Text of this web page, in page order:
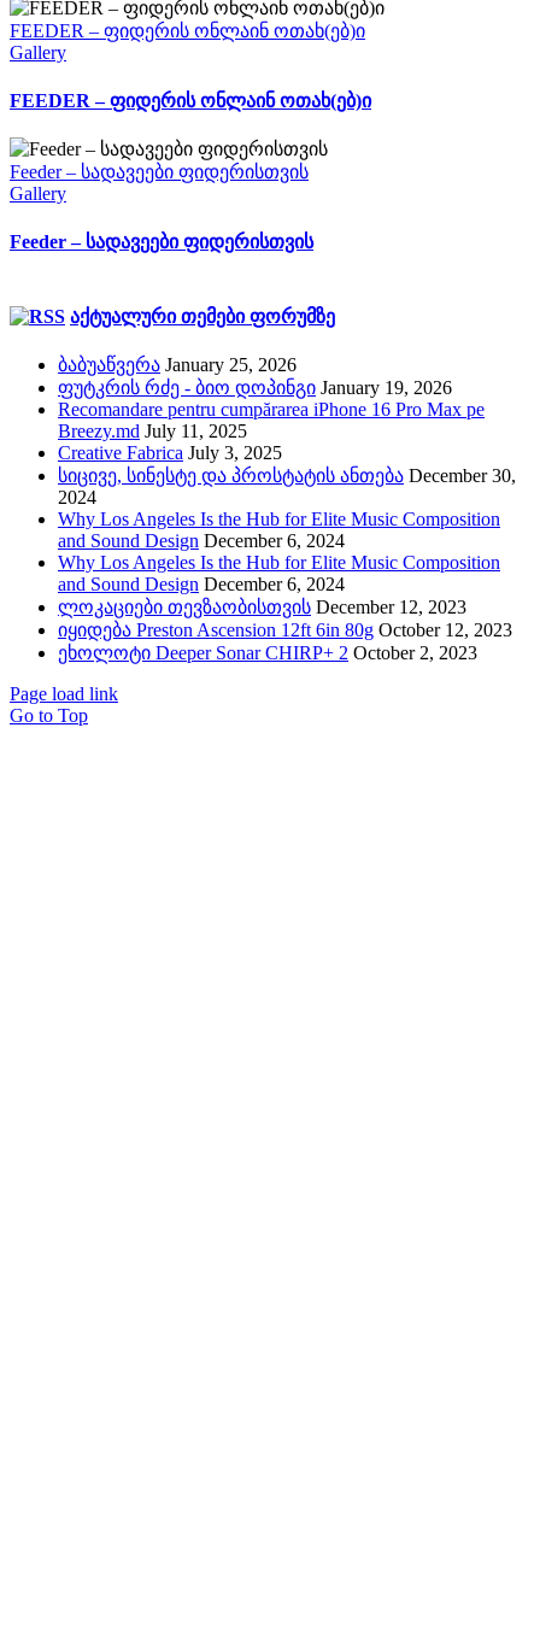
FEEDER – ფიდერის ონლაინ ოთახ(ებ)ი
Gallery
FEEDER – ფიდერის ონლაინ ოთახ(ებ)ი
Feeder – სადავეები ფიდერისთვის
Gallery
Feeder – სადავეები ფიდერისთვის
აქტუალური თემები ფორუმზე
ბაბუაწვერა January 25, 2026
ფუტკრის რძე - ბიო დოპინგი January 19, 2026
Recomandare pentru cumpărarea iPhone 16 Pro Max pe
Breezy.md July 11, 2025
Creative Fabrica July 3, 2025
სიცივე, სინესტე და პროსტატის ანთება December 30,
2024
Why Los Angeles Is the Hub for Elite Music Composition
and Sound Design December 6, 2024
Why Los Angeles Is the Hub for Elite Music Composition
and Sound Design December 6, 2024
ლოკაციები თევზაობისთვის December 12, 2023
იყიდება Preston Ascension 12ft 6in 80g October 12, 2023
ეხოლოტი Deeper Sonar CHIRP+ 2 October 2, 2023
Page load link
Go to Top